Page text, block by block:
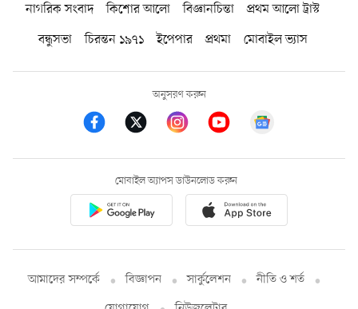
নাগরিক সংবাদ কিশোর আলো বিজ্ঞানচিন্তা
প্রথম আলো ট্রাস্ট
বন্ধুসভা
চিরন্তন ১৯৭১ ইপেপার প্রথমা মোবাইল ভ্যাস
অনুসরণ করুন
মোবাইল অ্যাপস ডাউনলোড করুন
আমাদের সম্পর্কে বিজ্ঞাপন সার্কুলেশন
নীতি ও শর্ত